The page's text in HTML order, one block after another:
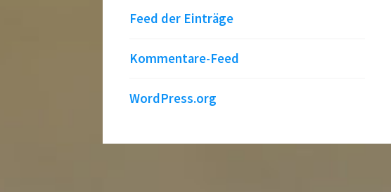
Feed der Einträge
Kommentare-Feed
WordPress.org